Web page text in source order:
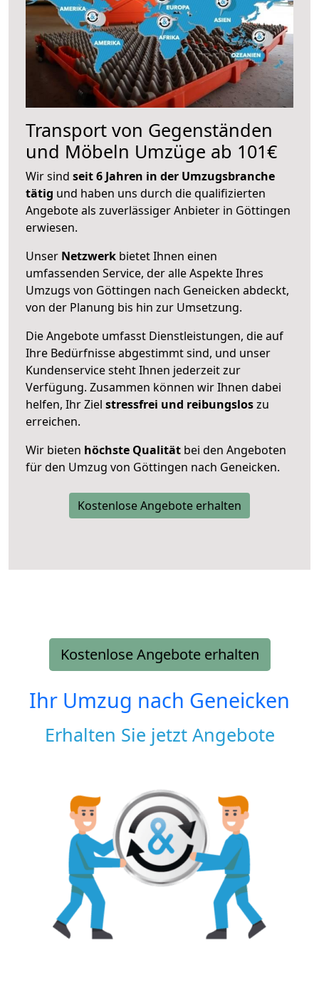
Transport von Gegenständen
und Möbeln Umzüge ab 101€
Wir sind seit 6 Jahren in der Umzugsbranche
tätig und haben uns durch die qualifizierten
Angebote als zuverlässiger Anbieter in Göttingen
erwiesen.
Unser Netzwerk bietet Ihnen einen
umfassenden Service, der alle Aspekte Ihres
Umzugs von Göttingen nach Geneicken abdeckt,
von der Planung bis hin zur Umsetzung.
Die Angebote umfasst Dienstleistungen, die auf
Ihre Bedürfnisse abgestimmt sind, und unser
Kundenservice steht Ihnen jederzeit zur
Verfügung. Zusammen können wir Ihnen dabei
helfen, Ihr Ziel stressfrei und reibungsloszu
erreichen.
Wir bieten höchste Qualität bei den Angeboten
für den Umzug von Göttingen nach Geneicken.
Kostenlose Angebote erhalten
Kostenlose Angebote erhalten
Ihr Umzug nach Geneicken
Erhalten Sie jetzt Angebote